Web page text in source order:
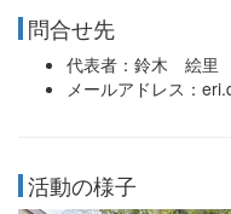
問合せ先
代表者：鈴木 絵里
メールアドレス：
活動の様子